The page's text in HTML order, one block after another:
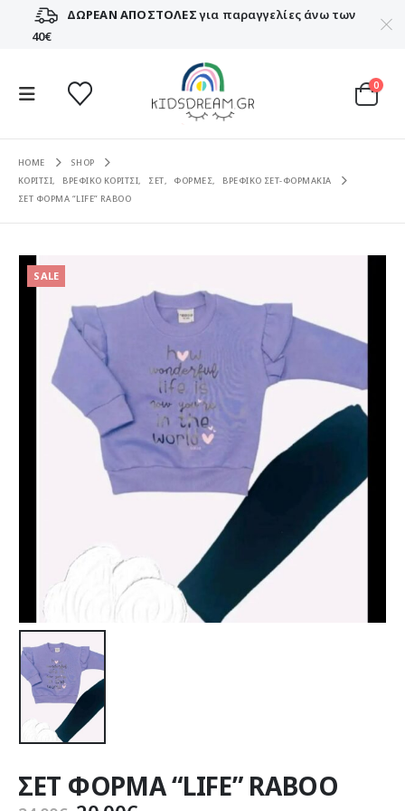
ΔΩΡΕΑΝ ΑΠΟΣΤΟΛΕΣγια παραγγελίες άνω των
40€
0
HOME
SHOP
ΚΟΡΙΤΣΙ, ΒΡΕΦΙΚΟ ΚΟΡΙΤΣΙ, ΣΕΤ, ΦΟΡΜΕΣ,
ΒΡΕΦΙΚΟ ΣΕΤ-ΦΟΡΜΑΚΙΑ
ΣΕΤ ΦΟΡΜΑ “LIFE” RABOO
SALE
ΣΕΤ ΦΟΡΜΑ “LIFE” RABOO